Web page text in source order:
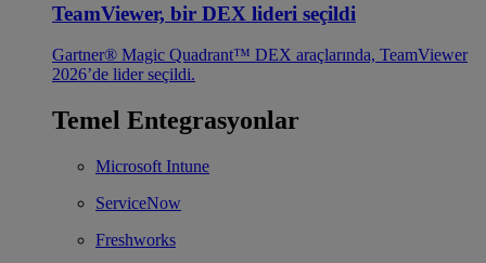
TeamViewer, bir DEX lideri seçildi
Gartner® Magic Quadrant™ DEX araçlarında, TeamViewer
2026’de lider seçildi.
Temel Entegrasyonlar
Microsoft Intune
ServiceNow
Freshworks